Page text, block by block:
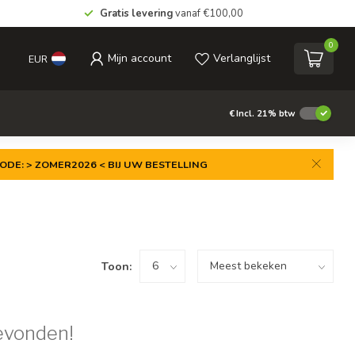
Gratis leveringvanaf €100,00
EUR Mijn account Verlanglijst
0
€Incl. 21% btw
> ZOMER2026 < BIJ UW BESTELLING
Toon: